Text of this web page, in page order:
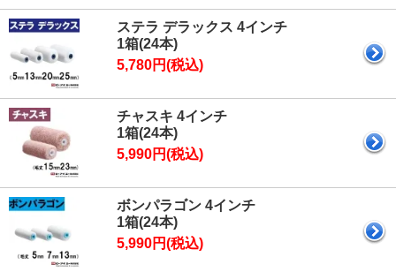
ステラ デラックス 4インチ
1箱(24本)
5,780円(税込)
チャスキ 4インチ
1箱(24本)
5,990円(税込)
ボンパラゴン 4インチ
1箱(24本)
5,990円(税込)